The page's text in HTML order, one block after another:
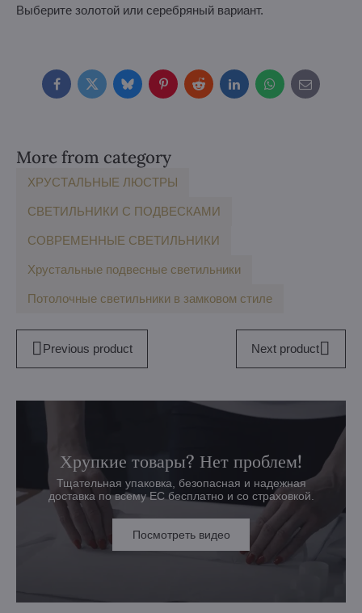
Выберите золотой или серебряный вариант.
FacebookTwitterBlueskyPinterestRedditLinkedInWhatsApp
E-
mail
More from category
ХРУСТАЛЬНЫЕ ЛЮСТРЫ
СВЕТИЛЬНИКИ С ПОДВЕСКАМИ
СОВРЕМЕННЫЕ СВЕТИЛЬНИКИ
Хрустальные подвесные светильники
Потолочные светильники в замковом стиле
Previous product Next product
Хрупкие товары? Нет проблем!
Тщательная упаковка, безопасная и надежная
доставка по всему ЕС бесплатно и со страховкой.
Посмотреть видео